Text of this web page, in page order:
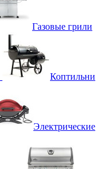
Газовые грили
Коптильни
Электрические